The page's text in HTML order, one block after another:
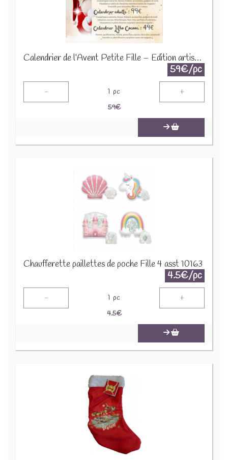
Calendrier de l’Avent Petite Fille – Édition artisanale 2025
59€/pc
- 1 pc +
59€
Chaufferette paillettes de poche Fille 4 asst 10163
4.5€/pc
- 1 pc +
4.5€